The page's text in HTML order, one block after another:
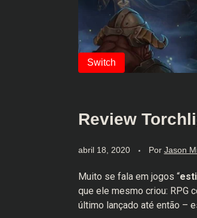
Review
abril 18, 2020 Por Jason
Muito se fala em jogos “
que ele mesmo criou: RPG
último lançado até então –